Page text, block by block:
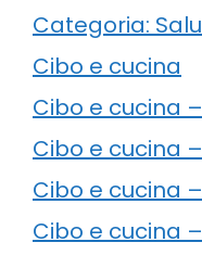
Categoria:
Cibo e cucina
Cibo e cucina
Cibo e cucina
Cibo e cucina
Cibo e cucina